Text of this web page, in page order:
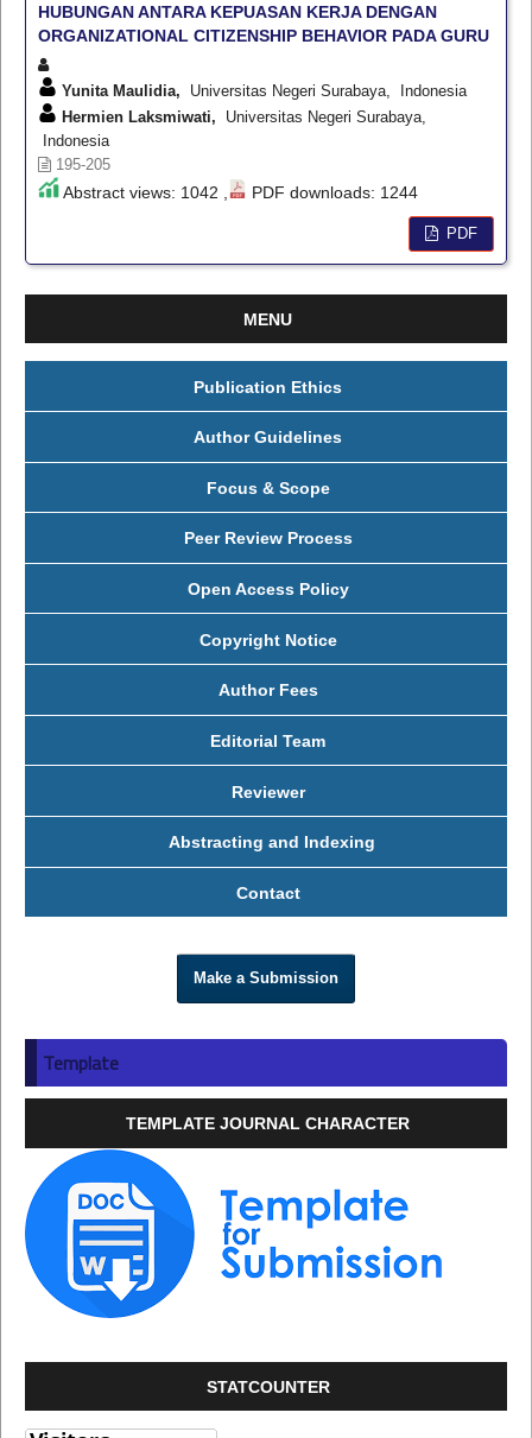
HUBUNGAN ANTARA KEPUASAN KERJA DENGAN
ORGANIZATIONAL CITIZENSHIP BEHAVIOR PADA GURU
Yunita Maulidia, Universitas Negeri Surabaya, Indonesia
Hermien Laksmiwati, Universitas Negeri Surabaya,
Indonesia
195-205
Abstract views: 1042 , PDF downloads: 1244
PDF
MENU
Publication Ethics
Author Guidelines
Focus & Scope
Peer Review Process
Open Access Policy
Copyright Notice
Author Fees
Editorial Team
Reviewer
Abstracting and Indexing
Contact
Make a Submission
Template
TEMPLATE JOURNAL CHARACTER
STATCOUNTER